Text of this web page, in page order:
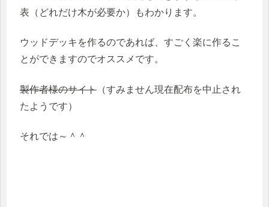
表（どれだけ木が必要か）もわかります。
ウッドデッキを作るのであれば、すごく楽に作るこ
とができますのでオススメです。
製作者様のサイト （すみません現在配布を中止され
たようです）
それでは～＾＾